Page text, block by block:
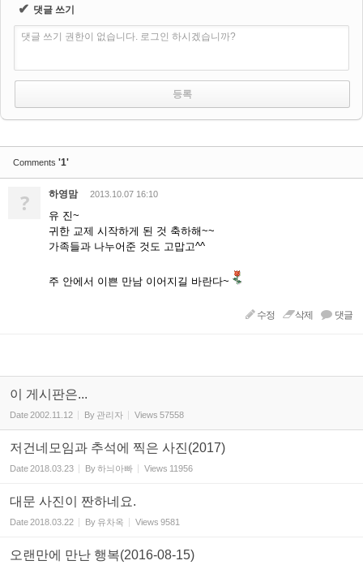
✔ 댓글 쓰기
댓글 쓰기 권한이 없습니다. 로그인 하시겠습니까?
Comments '1'
? 하영맘 2013.10.07 16:10
유 진~
귀한 교제 시작하게 된 것 축하해~~
가족들과 나누어준 것도 고맙고^^
주 안에서 이쁜 만남 이어지길 바란다~
수정 삭제 댓글
이 게시판은...
Date2002.11.12 By 관리자 Views 57558
저건네모임과 추석에 찍은 사진(2017)
Date2018.03.23 By하늬아빠 Views 11956
대문 사진이 짠하네요.
Date2018.03.22 By 유차옥 Views 9581
오랜만에 만난 행복(2016-08-15)